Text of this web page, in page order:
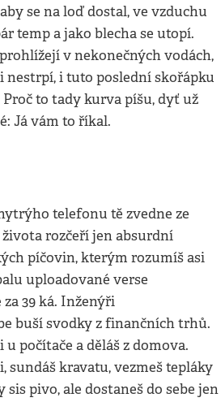
se na loď dostal, ve vzduchu
temp a jako blecha se utopí.
v nekonečných vodách,
nestrpí, i tuto poslední skořápku
to tady kurva píšu, dyť už
Já vám to říkal.
telefonu tě zvedne ze
rozčeří jen absurdní
píčovin, kterým rozumíš asi
uploadované verse
39 ká. Inženýři
buší svodky z finančních trhů.
počítače a děláš z domova.
sundáš kravatu, vezmeš tepláky
sis pivo, ale dostaneš do sebe jen